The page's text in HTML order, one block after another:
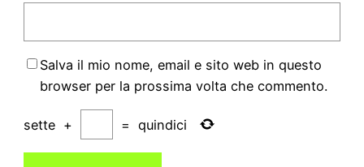
Salva il mio nome, email e sito web in questo
browser per la prossima volta che commento.
sette + = quindici